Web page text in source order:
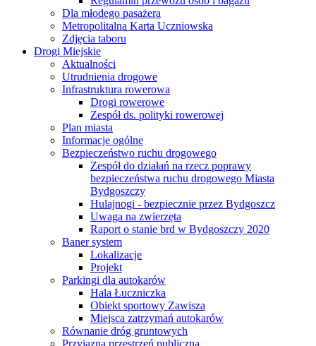
Dla młodego pasażera
Metropolitalna Karta Uczniowska
Zdjęcia taboru
Drogi Miejskie
Aktualności
Utrudnienia drogowe
Infrastruktura rowerowa
Drogi rowerowe
Zespół ds. polityki rowerowej
Plan miasta
Informacje ogólne
Bezpieczeństwo ruchu drogowego
Zespół do działań na rzecz poprawy
bezpieczeństwa ruchu drogowego Miasta
Bydgoszczy
Hulajnogi - bezpiecznie przez Bydgoszcz
Uwaga na zwierzęta
Raport o stanie brd w Bydgoszczy 2020
Baner system
Lokalizacje
Projekt
Parkingi dla autokarów
Hala Łuczniczka
Obiekt sportowy Zawisza
Miejsca zatrzymań autokarów
Równanie dróg gruntowych
Przyjazna przestrzeń publiczna